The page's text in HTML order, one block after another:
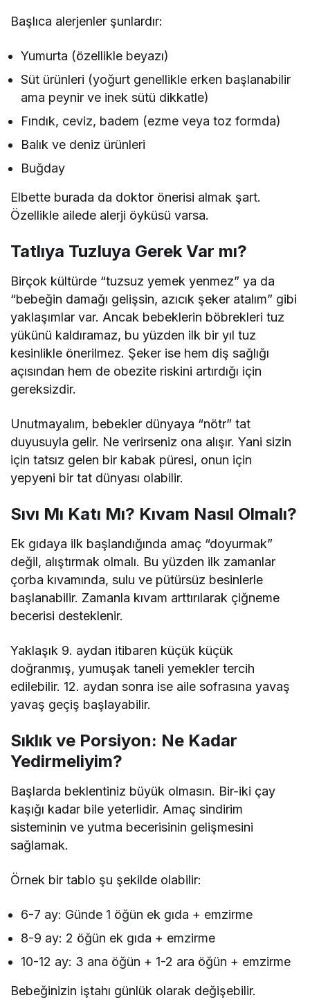
Başlıca alerjenler şunlardır:
Yumurta (özellikle beyazı)
Süt ürünleri (yoğurt genellikle erken başlanabilir
ama peynir ve inek sütü dikkatle)
Fındık, ceviz, badem (ezme veya toz formda)
Balık ve deniz ürünleri
Buğday
Elbette burada da doktor önerisi almak şart.
Özellikle ailede alerji öyküsü varsa.
Tatlıya Tuzluya Gerek Var mı?
Birçok kültürde “tuzsuz yemek yenmez” ya da
“bebeğin damağı gelişsin, azıcık şeker atalım” gibi
yaklaşımlar var. Ancak bebeklerin böbrekleri tuz
yükünü kaldıramaz, bu yüzden ilk bir yıl tuz
kesinlikle önerilmez. Şeker ise hem diş sağlığı
açısından hem de obezite riskini artırdığı için
gereksizdir.
Unutmayalım, bebekler dünyaya “nötr” tat
duyusuyla gelir. Ne verirseniz ona alışır. Yani sizin
için tatsız gelen bir kabak püresi, onun için
yepyeni bir tat dünyası olabilir.
Sıvı Mı Katı Mı? Kıvam Nasıl Olmalı?
Ek gıdaya ilk başlandığında amaç “doyurmak”
değil, alıştırmak olmalı. Bu yüzden ilk zamanlar
çorba kıvamında, sulu ve pütürsüz besinlerle
başlanabilir. Zamanla kıvam arttırılarak çiğneme
becerisi desteklenir.
Yaklaşık 9. aydan itibaren küçük küçük
doğranmış, yumuşak taneli yemekler tercih
edilebilir. 12. aydan sonra ise aile sofrasına yavaş
yavaş geçiş başlayabilir.
Sıklık ve Porsiyon: Ne Kadar
Yedirmeliyim?
Başlarda beklentiniz büyük olmasın. Bir-iki çay
kaşığı kadar bile yeterlidir. Amaç sindirim
sisteminin ve yutma becerisinin gelişmesini
sağlamak.
Örnek bir tablo şu şekilde olabilir:
6-7 ay: Günde 1 öğün ek gıda + emzirme
8-9 ay: 2 öğün ek gıda + emzirme
10-12 ay: 3 ana öğün + 1-2 ara öğün + emzirme
Bebeğinizin iştahı günlük olarak değişebilir.